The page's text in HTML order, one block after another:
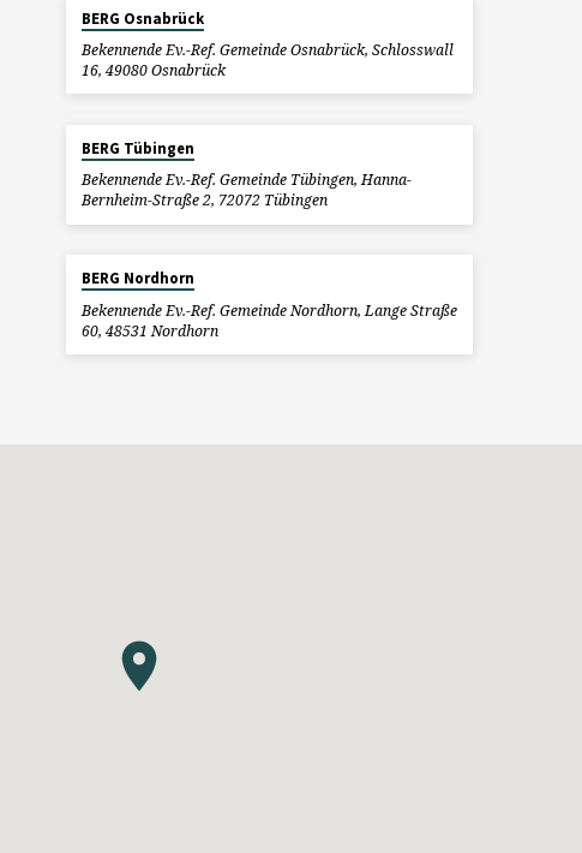
BERG Osnabrück
Bekennende Ev.-Ref. Gemeinde Osnabrück, Schlosswall
16, 49080 Osnabrück
BERG Tübingen
Bekennende Ev.-Ref. Gemeinde Tübingen, Hanna-
Bernheim-Straße 2, 72072 Tübingen
BERG Nordhorn
Bekennende Ev.-Ref. Gemeinde Nordhorn, Lange Straße
60, 48531 Nordhorn